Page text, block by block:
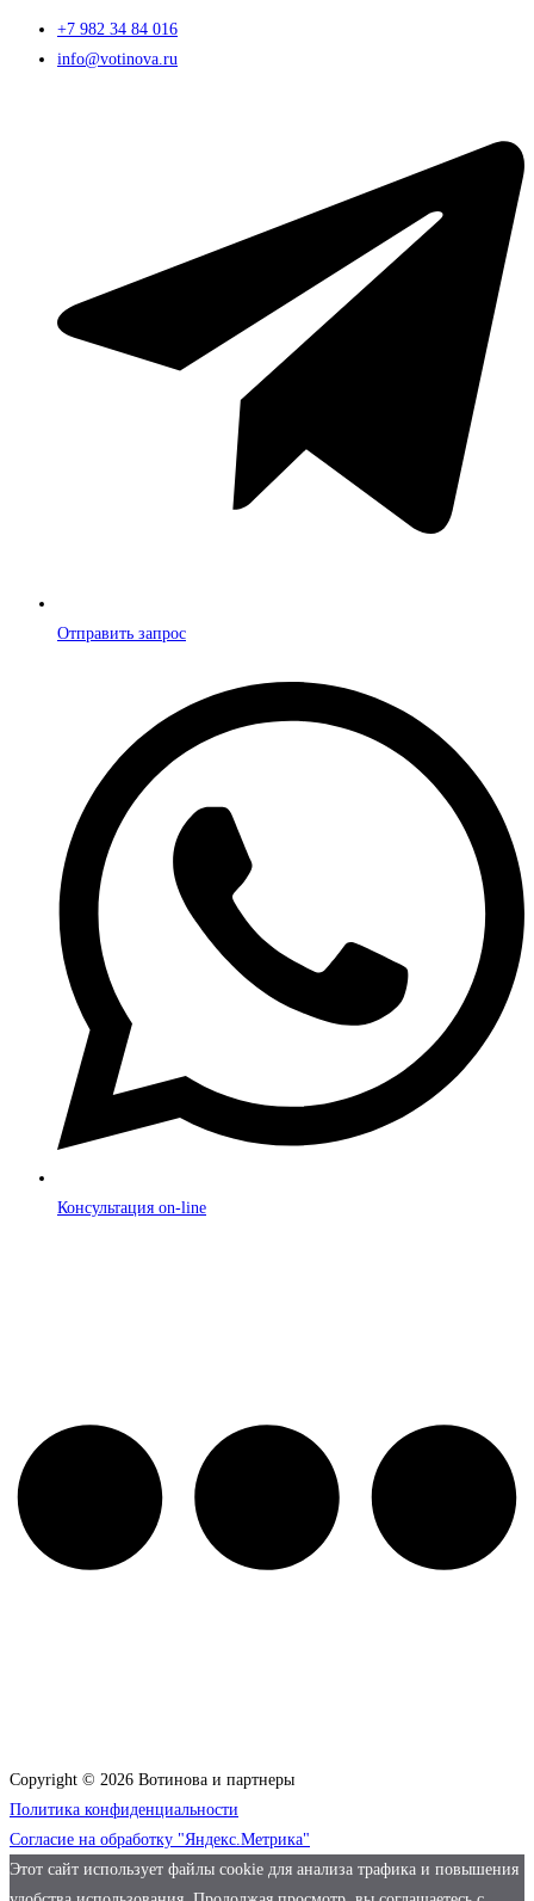
+7 982 34 84 016
info@votinova.ru
Отправить запрос
Консультация on-line
Copyright © 2026 Вотинова и партнеры
Политика конфиденциальности
Согласие на обработку "Яндекс.Метрика"
Этот сайт использует файлы cookie для анализа трафика и повышения